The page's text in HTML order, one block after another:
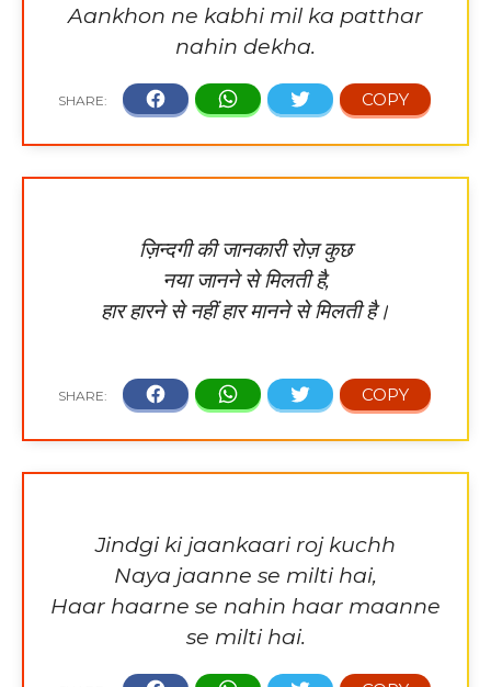
Aankhon ne kabhi mil ka patthar
nahin dekha.
ज़िन्दगी की जानकारी रोज़ कुछ
नया जानने से मिलती है,
हार हारने से नहीं हार मानने से मिलती है।
Jindgi ki jaankaari roj kuchh
Naya jaanne se milti hai,
Haar haarne se nahin haar maanne
se milti hai.